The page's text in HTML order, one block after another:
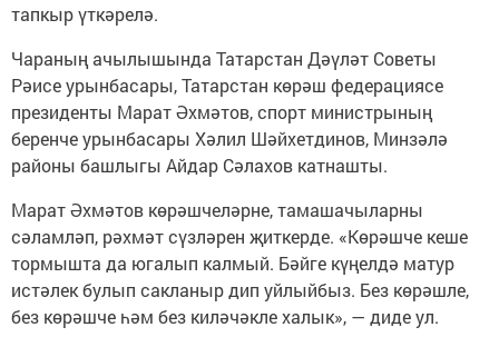
тапкыр үткәрелә.
Чараның ачылышында Татарстан Дәүләт Советы
Рәисе урынбасары, Татарстан көрәш федерациясе
президенты Марат Әхмәтов, спорт министрының
беренче урынбасары Хәлил Шәйхетдинов, Минзәлә
районы башлыгы Айдар Сәлахов катнашты.
Марат Әхмәтов көрәшчеләрне, тамашачыларны
сәламләп, рәхмәт сүзләрен җиткерде. «Көрәшче кеше
тормышта да югалып калмый. Бәйге күңелдә матур
истәлек булып сакланыр дип уйлыйбыз. Без көрәшле,
без көрәшче һәм без киләчәкле халык», — диде ул.